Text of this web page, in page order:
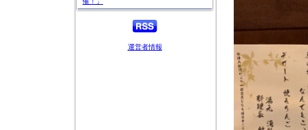
運営者情報